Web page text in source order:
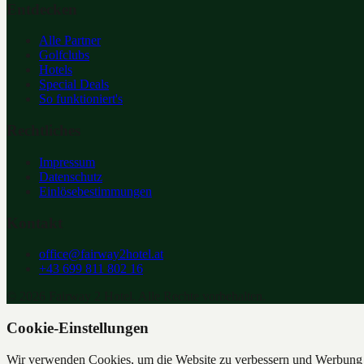
Alle Partner
Golfclubs
Hotels
Special Deals
So funktioniert's
Impressum
Datenschutz
Einlösebestimmungen
office@fairway2hotel.at
+43 699 811 802 16
Cookie-Einstellungen
Wir verwenden Cookies, um die Website zu verbessern und